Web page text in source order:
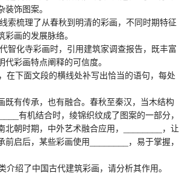
饰图案。
梳理了从春秋到明清的彩画，不同时期特征
画的发展脉络。
化寺彩画时，引用建筑家调查报告，既丰富
彩画特点阐释的可信度。
下面文段的横线处补写出恰当的语句，每处
有传承，也有融合。春秋至秦汉，当木结构
有机结合时，绫锦织纹成了图案的一部分，
北朝时期，中外艺术融合应用，________，让
前启后，某些彩画使用________，易于掌握，
了中国古代建筑彩画，请分析其作用。